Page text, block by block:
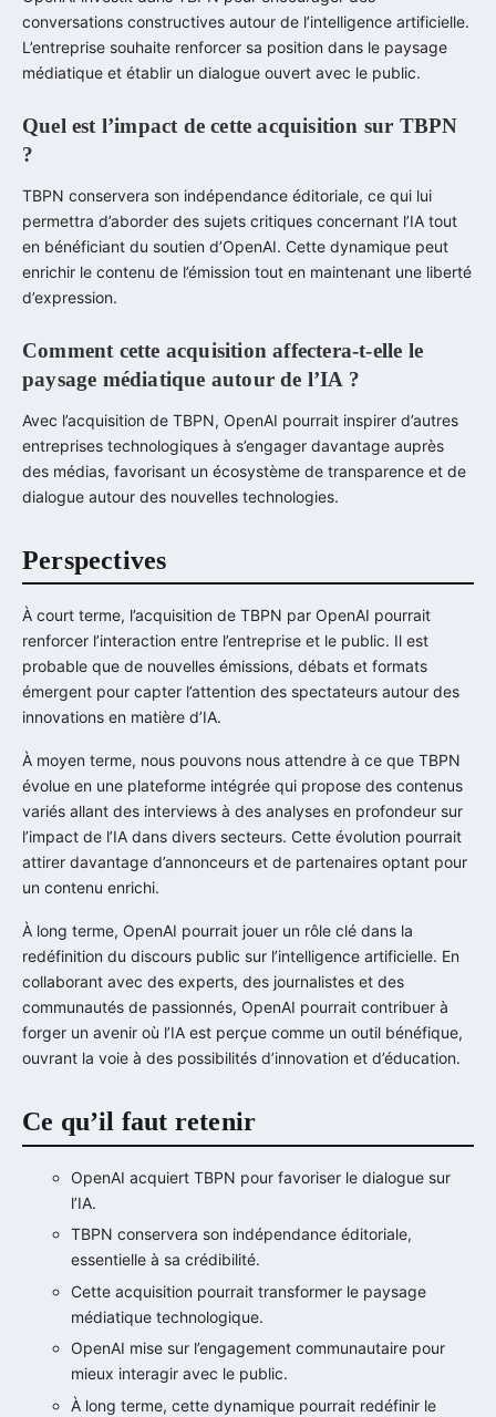
conversations constructives autour de l’intelligence artificielle.
L’entreprise souhaite renforcer sa position dans le paysage
médiatique et établir un dialogue ouvert avec le public.
Quel est l’impact de cette acquisition sur TBPN
?
TBPN conservera son indépendance éditoriale, ce qui lui
permettra d’aborder des sujets critiques concernant l’IA tout
en bénéficiant du soutien d’OpenAI. Cette dynamique peut
enrichir le contenu de l’émission tout en maintenant une liberté
d’expression.
Comment cette acquisition affectera-t-elle le
paysage médiatique autour de l’IA ?
Avec l’acquisition de TBPN, OpenAI pourrait inspirer d’autres
entreprises technologiques à s’engager davantage auprès
des médias, favorisant un écosystème de transparence et de
dialogue autour des nouvelles technologies.
Perspectives
À court terme, l’acquisition de TBPN par OpenAI pourrait
renforcer l’interaction entre l’entreprise et le public. Il est
probable que de nouvelles émissions, débats et formats
émergent pour capter l’attention des spectateurs autour des
innovations en matière d’IA.
À moyen terme, nous pouvons nous attendre à ce que TBPN
évolue en une plateforme intégrée qui propose des contenus
variés allant des interviews à des analyses en profondeur sur
l’impact de l’IA dans divers secteurs. Cette évolution pourrait
attirer davantage d’annonceurs et de partenaires optant pour
un contenu enrichi.
À long terme, OpenAI pourrait jouer un rôle clé dans la
redéfinition du discours public sur l’intelligence artificielle. En
collaborant avec des experts, des journalistes et des
communautés de passionnés, OpenAI pourrait contribuer à
forger un avenir où l’IA est perçue comme un outil bénéfique,
ouvrant la voie à des possibilités d’innovation et d’éducation.
Ce qu’il faut retenir
OpenAI acquiert TBPN pour favoriser le dialogue sur
l’IA.
TBPN conservera son indépendance éditoriale,
essentielle à sa crédibilité.
Cette acquisition pourrait transformer le paysage
médiatique technologique.
OpenAI mise sur l’engagement communautaire pour
mieux interagir avec le public.
À long terme, cette dynamique pourrait redéfinir le